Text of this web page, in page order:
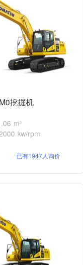
挖掘机
m³
kw/rpm
已有1947人询价